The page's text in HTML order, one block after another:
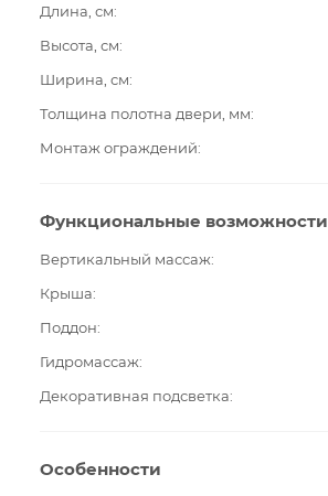
Длина, см
Высота, см
Ширина, см
Толщина полотна двери, мм
Монтаж ограждений
Функциональные возможности
Вертикальный массаж
Крыша
Поддон
Гидромассаж
Декоративная подсветка
Особенности